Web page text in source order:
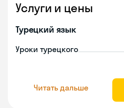
Услуги и цены
Турецкий язык
Уроки турецкого
Читать дальше